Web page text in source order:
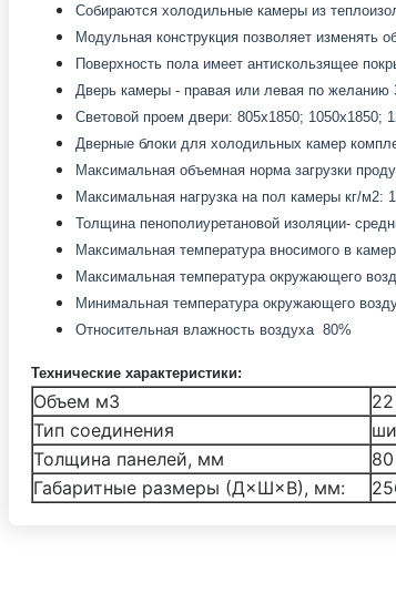
Собираются холодильные камеры из
Модульная конструкция позволяет
Поверхность пола имеет антискользящее
Дверь камеры - правая или левая по желанию
Световой проем двери: 805x1850; 1050x1850;
Дверные блоки для холодильных камер
Максимальная объемная норма загрузки
Максимальная нагрузка на пол камеры кг/м2:
Толщина пенополиуретановой изоляции-
Максимальная температура вносимого в
Максимальная температура окружающего
Минимальная температура окружающего
Относительная влажность воздуха 80%
Технические характеристики:
Объем м3
22
Тип соединения
Толщина панелей, мм
80
Габаритные размеры (Д×Ш×В), мм: